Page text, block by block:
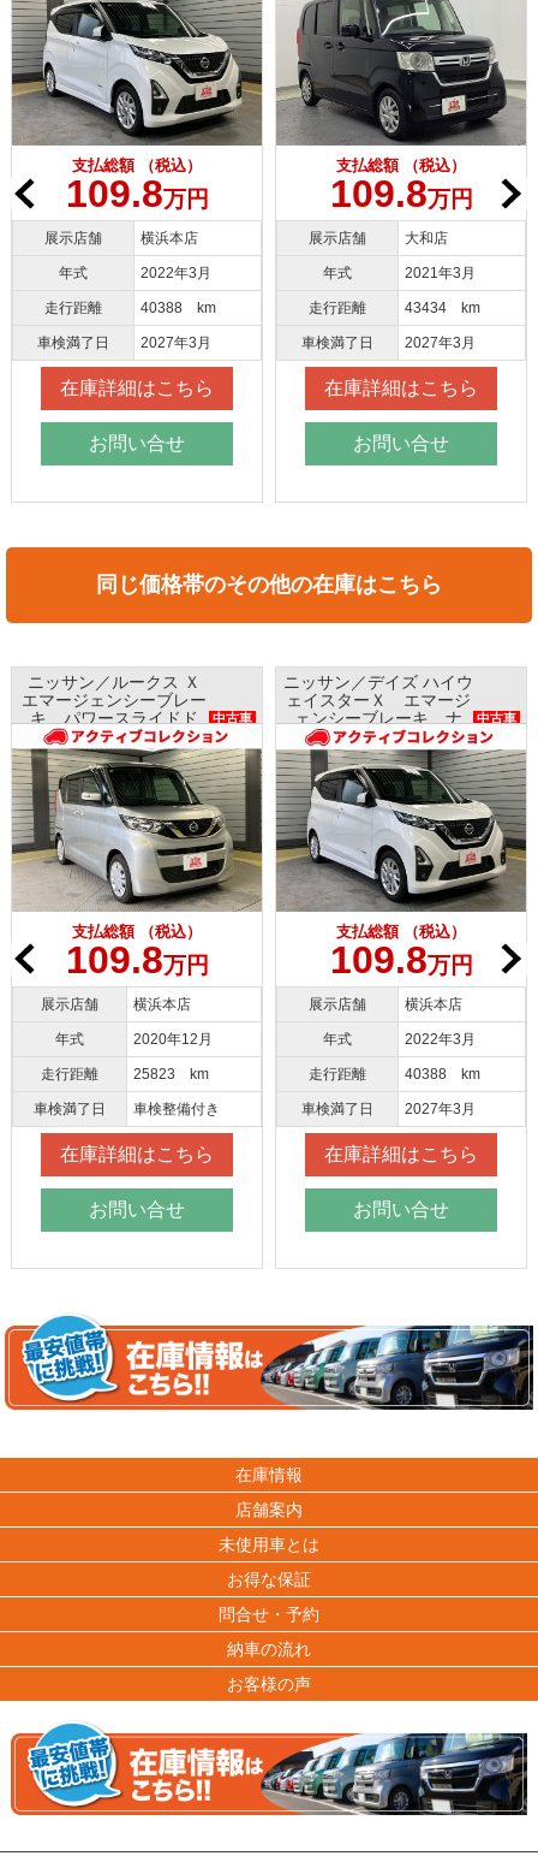
支払総額 （税込）
109.8万円
展示店舗 横浜本店
年式 2022年3月
走行距離 40388 km
車検満了日 2027年3月
在庫詳細はこちら
お問い合せ
支払総額 （税込）
109.8万円
展示店舗 大和店
年式 2021年3月
走行距離 43434 km
車検満了日 2027年3月
在庫詳細はこちら
お問い合せ
同じ価格帯のその他の在庫はこちら
古車
ニッサン／デイズ ハイウ
ェイスターＸ エマージ
ェンシーブレーキ ナ
ビ アラウンドビューモ
ニター インテリキー
中古車
支払総額 （税込）
109.8
展示店舗
年式 2022年3月
走行距離 40388 km
車検満了日 2027年3月
在庫詳細はこちら
お問い合せ
ホンダ／Ｎ ＢＯＸ Ｇ
ホンダセンシング ナ
ビ バックカメラ
ETC プッシュスタート
支払総額 （税込）
109.8 万円
展示店舗 大和店
2021年3月
走行距離 43434 km
車検満了日 2027年3月
在庫詳細はこちら
お問い合せ
在庫情報
店舗案内
未使用車とは
お得な保証
問合せ・予約
納車の流れ
お客様の声